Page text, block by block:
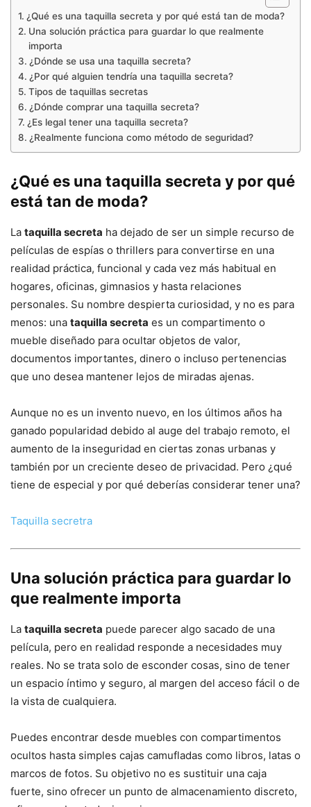
¿Qué es una taquilla secreta y por qué está tan de moda?
Una solución práctica para guardar lo que realmente
importa
¿Dónde se usa una taquilla secreta?
¿Por qué alguien tendría una taquilla secreta?
Tipos de taquillas secretas
¿Dónde comprar una taquilla secreta?
¿Es legal tener una taquilla secreta?
¿Realmente funciona como método de seguridad?
¿Qué es una taquilla secreta y por qué
está tan de moda?
La taquilla secreta ha dejado de ser un simple recurso de
películas de espías o thrillers para convertirse en una
realidad práctica, funcional y cada vez más habitual en
hogares, oficinas, gimnasios y hasta relaciones
personales. Su nombre despierta curiosidad, y no es para
menos: una taquilla secreta es un compartimento o
mueble diseñado para ocultar objetos de valor,
documentos importantes, dinero o incluso pertenencias
que uno desea mantener lejos de miradas ajenas.
Aunque no es un invento nuevo, en los últimos años ha
ganado popularidad debido al auge del trabajo remoto, el
aumento de la inseguridad en ciertas zonas urbanas y
también por un creciente deseo de privacidad. Pero ¿qué
tiene de especial y por qué deberías considerar tener una?
Taquilla secretra
Una solución práctica para guardar lo
que realmente importa
La taquilla secreta puede parecer algo sacado de una
película, pero en realidad responde a necesidades muy
reales. No se trata solo de esconder cosas, sino de tener
un espacio íntimo y seguro, al margen del acceso fácil o de
la vista de cualquiera.
Puedes encontrar desde muebles con compartimentos
ocultos hasta simples cajas camufladas como libros, latas o
marcos de fotos. Su objetivo no es sustituir una caja
fuerte, sino ofrecer un punto de almacenamiento discreto,